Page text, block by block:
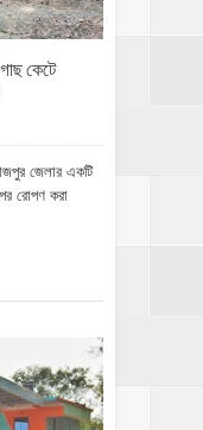
কেটে
জেলার একটি
রোপণ করা